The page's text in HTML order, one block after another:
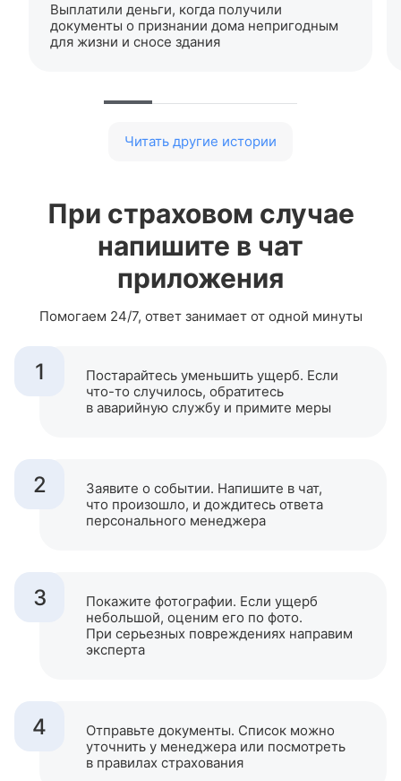
Выплатили деньги, когда получили
документы о признании дома непригодным
для жизни и сносе здания
Читать другие истории
При страховом случае
напишите в чат
приложения
Помогаем 24/7, ответ занимает от одной минуты
1
Постарайтесь уменьшить ущерб. Если
что-то случилось, обратитесь
в аварийную службу и примите меры
2
Заявите о событии. Напишите в чат,
что произошло, и дождитесь ответа
персонального менеджера
3
Покажите фотографии. Если ущерб
небольшой, оценим его по фото.
При серьезных повреждениях направим
эксперта
4
Отправьте документы. Список можно
уточнить у менеджера или посмотреть
в правилах страхования